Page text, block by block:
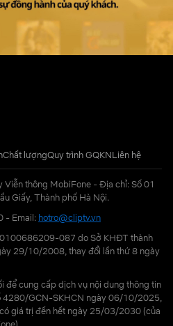
Chất lượngQuy trình GQKNLiên hệ
Viễn thông MobiFone - Địa chỉ: Số 01
Giấy, Thành phố Hà Nội.
- Email: hotro@cliptv.vn
087 do Sở KHĐT thành
29/10/2008, thay đổi lần thứ 8 ngày
để cung cấp dịch vụ nội dung thông tin
4280/GCN-SKHCN ngày 06/10/2025,
giá trị đến hết ngày 25/03/2030 (của